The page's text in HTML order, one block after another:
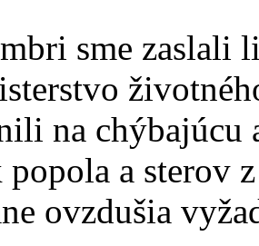
sme zaslali
na chýbajúcu
a sterov
ovzdušia